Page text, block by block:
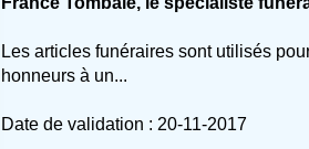
Les articles funéraires sont utilisés
honneurs à un...
Date de validation : 20-11-2017